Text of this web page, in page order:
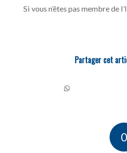
Si vous n’êtes pas membre de
Partager cet
0